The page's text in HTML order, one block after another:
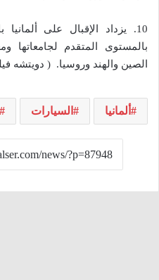
10. يزداد الإقبال على
بالمستوى المتقدم لجامعاتها
الصين والهند وروسيا. ( دويتشه
ألمانيا السيارات